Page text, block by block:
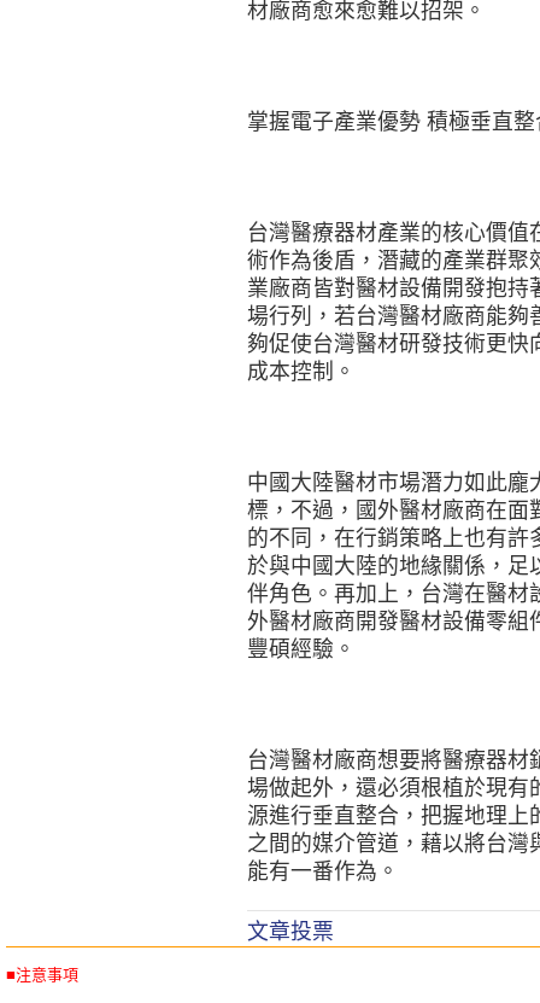
材廠商愈來愈難以招架。
掌握電子產業優勢 積極垂直整
台灣醫療器材產業的核心價
術作為後盾，潛藏的產業群聚
業廠商皆對醫材設備開發抱
場行列，若台灣醫材廠商能夠
夠促使台灣醫材研發技術更快
成本控制。
中國大陸醫材市場潛力如此
標，不過，國外醫材廠商在面
的不同，在行銷策略上也有
於與中國大陸的地緣關係，足
伴角色。再加上，台灣在醫材
外醫材廠商開發醫材設備零
豐碩經驗。
台灣醫材廠商想要將醫療器
場做起外，還必須根植於現有
源進行垂直整合，把握地理
之間的媒介管道，藉以將台
能有一番作為。
文章投票
■注意事項